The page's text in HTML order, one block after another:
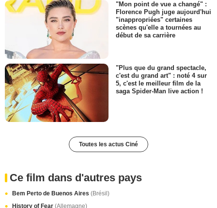
"Mon point de vue a changé" :
Florence Pugh juge aujourd'hui
"inappropriées" certaines
scènes qu'elle a tournées au
début de sa carrière
"Plus que du grand spectacle,
c'est du grand art" : noté 4 sur
5, c'est le meilleur film de la
saga Spider-Man live action !
Toutes les actus Ciné
Ce film dans d'autres pays
Bem Perto de Buenos Aires (Brésil)
History of Fear (Allemagne)